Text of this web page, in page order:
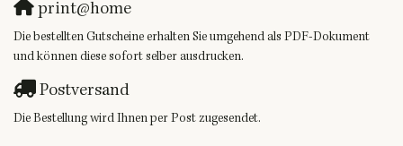
print@home
Die bestellten Gutscheine erhalten Sie umgehend als PDF-Dokument
und können diese sofort selber ausdrucken.
Postversand
Die Bestellung wird Ihnen per Post zugesendet.